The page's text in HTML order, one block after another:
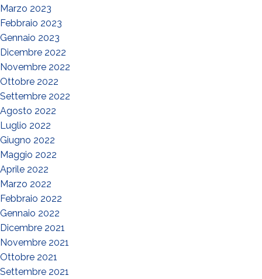
Marzo 2023
Febbraio 2023
Gennaio 2023
Dicembre 2022
Novembre 2022
Ottobre 2022
Settembre 2022
Agosto 2022
Luglio 2022
Giugno 2022
Maggio 2022
Aprile 2022
Marzo 2022
Febbraio 2022
Gennaio 2022
Dicembre 2021
Novembre 2021
Ottobre 2021
Settembre 2021